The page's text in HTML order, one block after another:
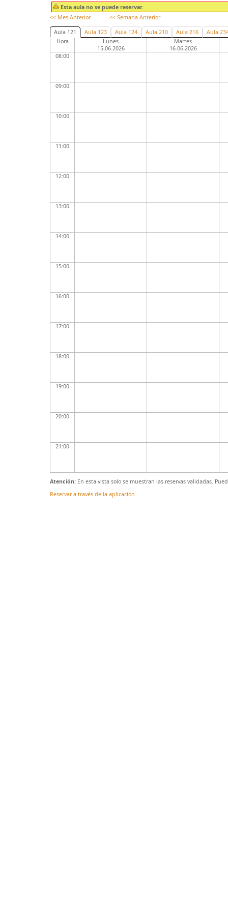
Esta aula no se puede reservar.
<< Mes Anterior
<< Semana Anterior
Aula 121 Aula 123 Aula 124 Aula 210 Aula 216
Aula
Hora
Lunes
15-06-2026
Martes
16-06-2026
08:00
09:00
10:00
11:00
12:00
13:00
14:00
15:00
16:00
17:00
18:00
19:00
20:00
21:00
Atención: En esta vista solo se muestran las reservas validadas.
Reservar a través de la aplicación